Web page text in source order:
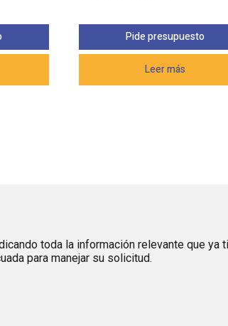
Leer más
Pide presupuesto
toda la información relevante que ya
para manejar su solicitud.